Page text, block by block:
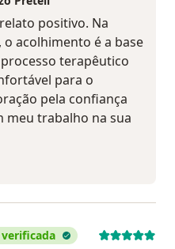
positivo. Na
acolhimento é a base
terapêutico
para o
pela confiança
meu trabalho na sua